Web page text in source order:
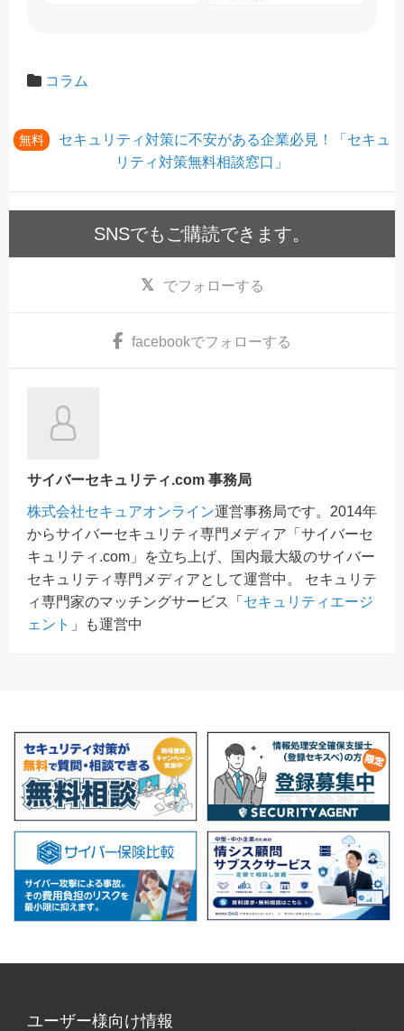
コラム
無料
セキュリティ対策に不安がある企業必見！「セキュ
リティ対策無料相談窓口」
SNSでもご購読できます。
でフォローする
facebookでフォローする
サイバーセキュリティ.com 事務局
株式会社セキュアオンライン運営事務局です。2014年
からサイバーセキュリティ専門メディア「サイバーセ
キュリティ.com」を立ち上げ、国内最大級のサイバー
セキュリティ専門メディアとして運営中。 セキュリテ
ィ専門家のマッチングサービス「 セキュリティエージ
ェント 」も運営中
ユーザー様向け情報